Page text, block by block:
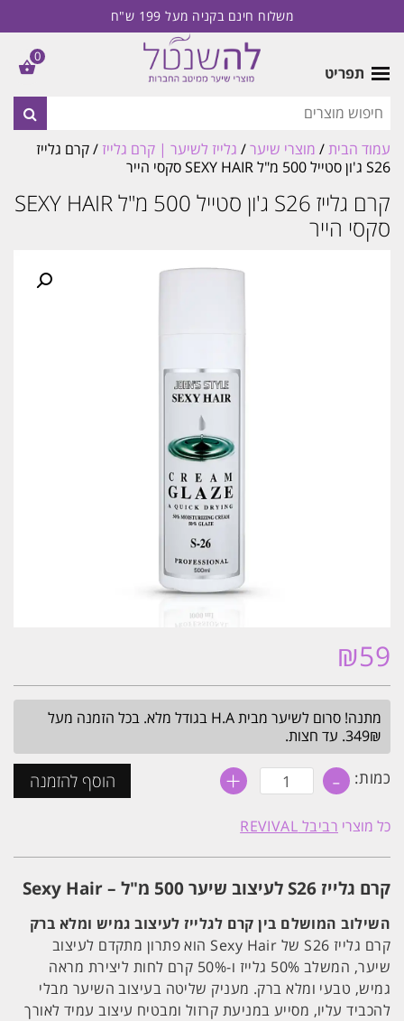
משלוח חינם בקניה מעל 199 ש"ח
תפריט
עמוד הבית/ מוצרי שיער/ גלייז לשיער | קרם גלייז / קרם גלייז
S26 ג'ון סטייל 500 מ"ל SEXY HAIR סקסי הייר
קרם גלייז S26 ג'ון סטייל 500 מ"ל SEXY HAIR
סקסי הייר
₪59
מתנה! סרום לשיער מבית H.A בגודל מלא. בכל הזמנה מעל
349₪. עד חצות.
כמות: - כמות
של
גלייז
S26
סטייל
מ"ל
HAIR
סקסי
הייר
+ הוסף להזמנה
כל מוצרי רביבל REVIVAL
קרם גלייז S26 לעיצוב שיער 500 מ"ל – Sexy Hair
השילוב המושלם בין קרם לגלייז לעיצוב גמיש ומלא ברק
קרם גלייז S26 של Sexy Hair הוא פתרון מתקדם לעיצוב
שיער, המשלב 50% גלייז ו-50% קרם לחות ליצירת מראה
גמיש, טבעי ומלא ברק. מעניק שליטה בעיצוב השיער מבלי
להכביד עליו, מסייע במניעת קרזול ומבטיח עיצוב עמיד לאורך
0